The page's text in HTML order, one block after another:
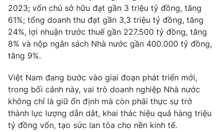
Hậu trường
Nhân vật
Khán giả
Điện ảnh
Âm nhạc
Sao
Đời sống
Du lịch
Chất lượng cuộc sống
Giáo dục
Tuyển sinh
Học trực tuyến
Công nghệ
Hitech Công nghệ tương lai
Sản phẩm
Giao lưu trực tuyến
2023; vốn chủ sở hữu đạt gần 3 triệu tỷ đồng, tăng
61%; tổng doanh thu đạt gần 3,3 triệu tỷ đồng, tăng
24%, lợi nhuận trước thuế gần 227.500 tỷ đồng, tăng
8% và nộp ngân sách Nhà nước gần 400.000 tỷ đồng,
tăng 9%.
Việt Nam đang bước vào giai đoạn phát triển mới,
trong bối cảnh này, vai trò doanh nghiệp Nhà nước
không chỉ là giữ ổn định mà còn phải thực sự trở
thành lực lượng dẫn dắt, khai thác hiệu quả hàng triệu
tỷ đồng vốn, tạo sức lan tỏa cho nền kinh tế.